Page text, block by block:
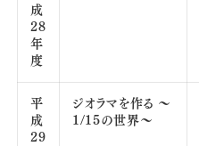
成
28
年
度
平
成
29
ジオラマを作る ～
1/15の世界～